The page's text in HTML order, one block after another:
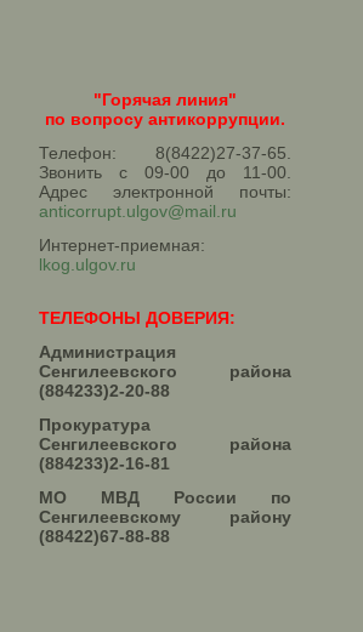
"Горячая линия"
по вопросу антикоррупции.
Телефон: 8(8422)27-37-65.
Звонить с 09-00 до 11-00.
Адрес электронной почты:
anticorrupt.ulgov@mail.ru
Интернет-приемная:
lkog.ulgov.ru
ТЕЛЕФОНЫ ДОВЕРИЯ:
Администрация
Сенгилеевского района
(884233)2-20-88
Прокуратура
Сенгилеевского района
(884233)2-16-81
МО МВД России по
Сенгилеевскому району
(88422)67-88-88